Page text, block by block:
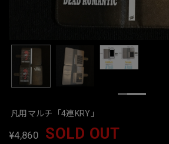
凡用マルチ「4連KRY」
¥4,860 SOLD OUT